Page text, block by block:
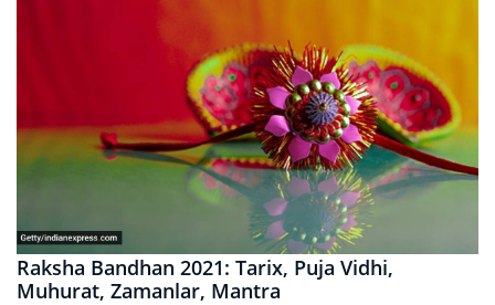
Raksha Bandhan 2021: Tarix, Puja Vidhi,
Muhurat, Zamanlar, Mantra